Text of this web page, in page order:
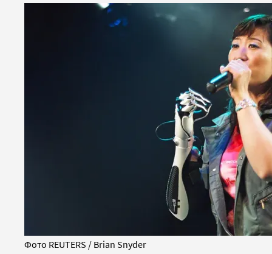
Фото REUTERS / Brian Snyder